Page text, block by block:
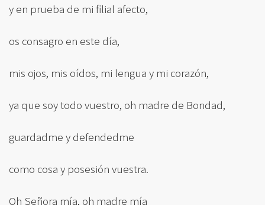
CORONAS DE CARIDAD
y en prueba de mi filial afecto,
os consagro en este día,
mis ojos, mis oídos, mi lengua y mi corazón,
ya que soy todo vuestro, oh madre de Bondad,
guardadme y defendedme
como cosa y posesión vuestra.
Oh Señora mía, oh madre mía